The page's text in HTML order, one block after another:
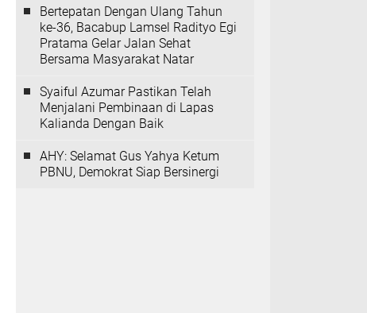
Bertepatan Dengan Ulang Tahun
ke-36, Bacabup Lamsel Radityo Egi
Pratama Gelar Jalan Sehat
Bersama Masyarakat Natar
Syaiful Azumar Pastikan Telah
Menjalani Pembinaan di Lapas
Kalianda Dengan Baik
AHY: Selamat Gus Yahya Ketum
PBNU, Demokrat Siap Bersinergi